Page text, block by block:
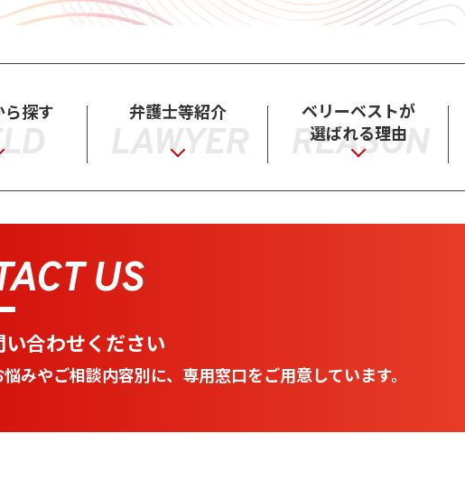
ら探す 弁護士等紹介
LAWYER
ベリーベストが
選ばれる理由
REASON
US
い合わせください
みやご相談内容別に、専用窓口をご用意しています。